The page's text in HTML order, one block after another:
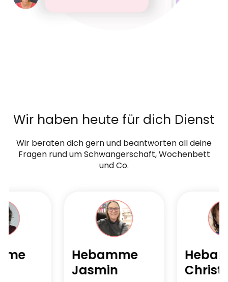
Wir haben heute für dich Dienst
Wir beraten dich gern und beantworten all deine
Fragen rund um Schwangerschaft, Wochenbett
und Co.
Hebamme
Jasmin